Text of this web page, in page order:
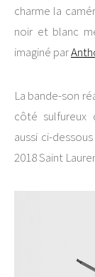
charme la
noir et blanc
imaginé par
La bande-son
côté sulfureux
aussi ci-
2018 Saint